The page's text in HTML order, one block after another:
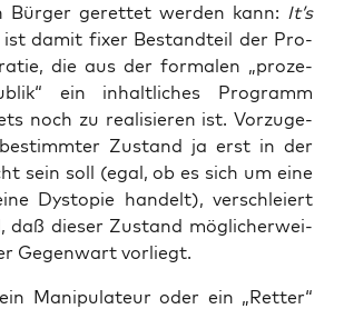
Bür­ger geret­tet wer­den kann: It’s
ist damit fixer Bestand­teil der Pro­
die aus der for­ma­len „pro­ze­
ein inhalt­li­ches Pro­gramm
noch zu rea­li­sie­ren ist. Vor­zu­ge­
Zustand ja erst in der
sein soll (egal, ob es sich um eine
Dys­to­pie han­delt), ver­schlei­ert
daß die­ser Zustand mög­li­cher­wei­
Gegen­wart vorliegt.
Mani­pu­la­teur oder ein „Ret­ter“